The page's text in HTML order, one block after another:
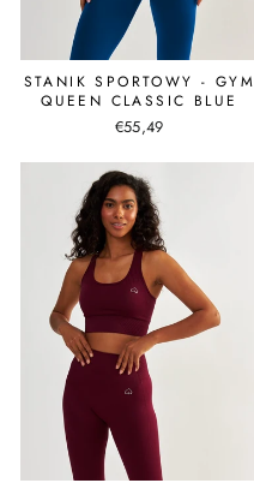
STANIK SPORTOWY - GYM
QUEEN CLASSIC BLUE
€55,49